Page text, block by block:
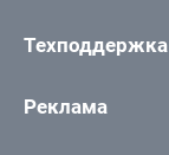
Техподдержка
Реклама